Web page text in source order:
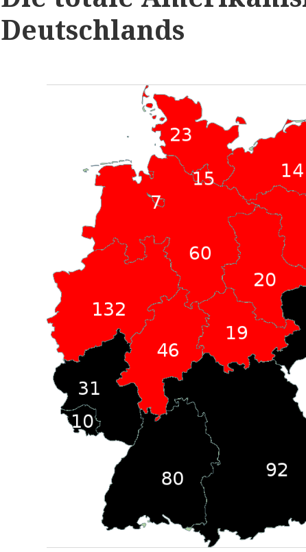
Deutschlands